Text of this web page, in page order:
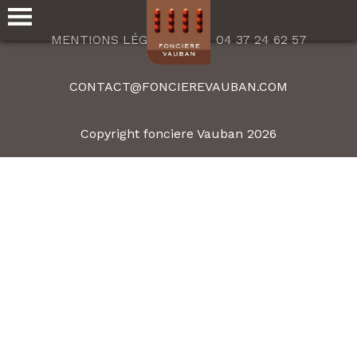
MENTIONS LÉGALES 04 37 24 62 57
CONTACT@FONCIEREVAUBAN.COM
Copyright fonciere Vauban 2026